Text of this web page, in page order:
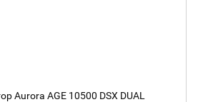
Aurora AGE 10500 DSX DUAL